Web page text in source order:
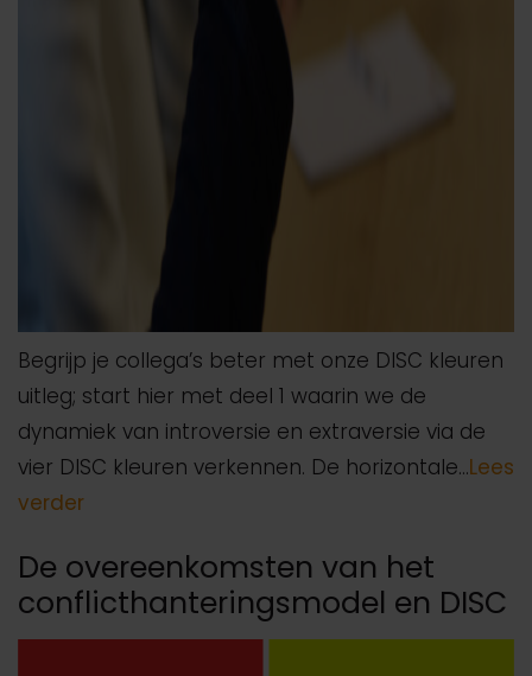
Begrijp je collega’s beter met onze DISC kleuren
uitleg; start hier met deel 1 waarin we de
dynamiek van introversie en extraversie via de
vier DISC kleuren verkennen. De horizontale…Lees
verder
De overeenkomsten van het
conflicthanteringsmodel en DISC